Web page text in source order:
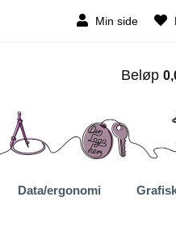
Min side
Beløp
Data/ergonomi